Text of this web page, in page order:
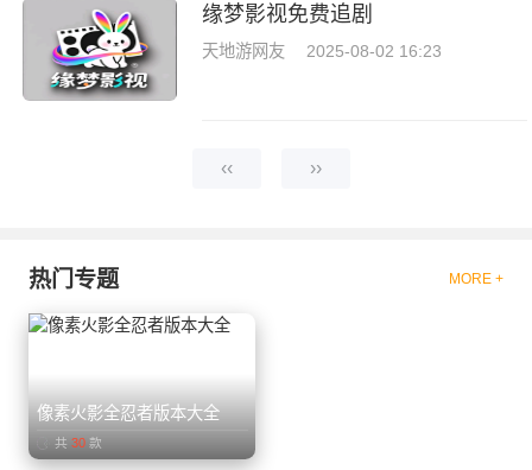
缘梦影视免费追剧
天地游网友 2025-08-02 16:23
‹‹ ››
热门专题 MORE +
像素火影全忍者版本大全
共 30 款